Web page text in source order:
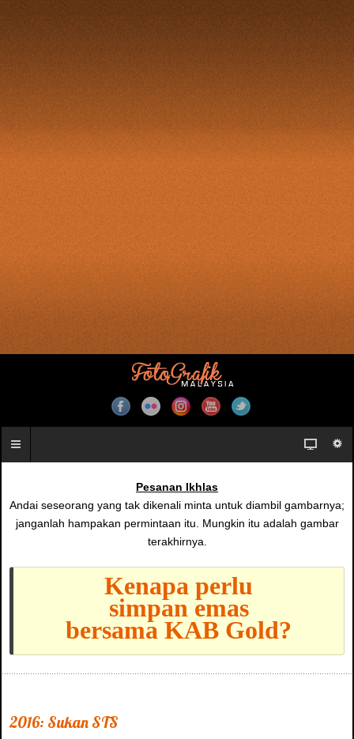
Pesanan Ikhlas
Andai seseorang yang tak dikenali minta untuk diambil gambarnya;
janganlah hampakan permintaan itu. Mungkin itu adalah gambar
terakhirnya.
Kenapa perlu
simpan emas
bersama KAB Gold?
2016: Sukan STS